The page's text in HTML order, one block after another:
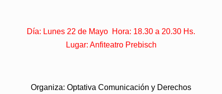
Día: Lunes 22 de Mayo Hora: 18.30 a 20.30 Hs.
Lugar: Anfiteatro Prebisch
Organiza: Optativa Comunicación y Derechos